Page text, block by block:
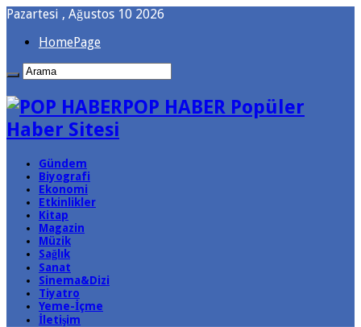
Pazartesi , Ağustos 10 2026
HomePage
POP HABER Popüler
Haber Sitesi
Gündem
Biyografi
Ekonomi
Etkinlikler
Kitap
Magazin
Müzik
Sağlık
Sanat
Sinema&Dizi
Tiyatro
Yeme-İçme
İletişim